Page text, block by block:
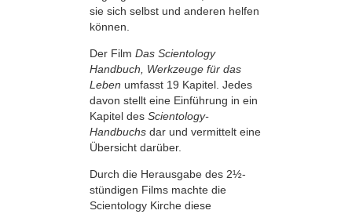
sie sich selbst und anderen helfen
können.
Der Film Das Scientology
Handbuch, Werkzeuge für das
Leben umfasst 19 Kapitel. Jedes
davon stellt eine Einführung in ein
Kapitel des Scientology-
Handbuchs dar und vermittelt eine
Übersicht darüber.
Durch die Herausgabe des 2½-
stündigen Films machte die
Scientology Kirche diese